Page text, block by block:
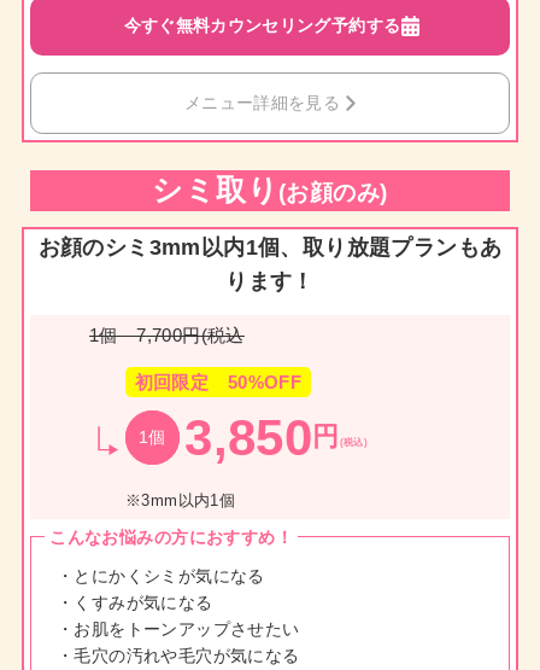
今すぐ無料カウンセリング予約する
メニュー詳細を見る
シミ取り (お顔のみ)
お顔のシミ3mm以内1個、取り放題プランもあ
ります！
1個 7,700円(税込
初回限定 50%OFF
1個 3,850 円 (税込)
※3mm以内1個
こんなお悩みの方におすすめ！
・とにかくシミが気になる
・くすみが気になる
・お肌をトーンアップさせたい
・毛穴の汚れや毛穴が気になる